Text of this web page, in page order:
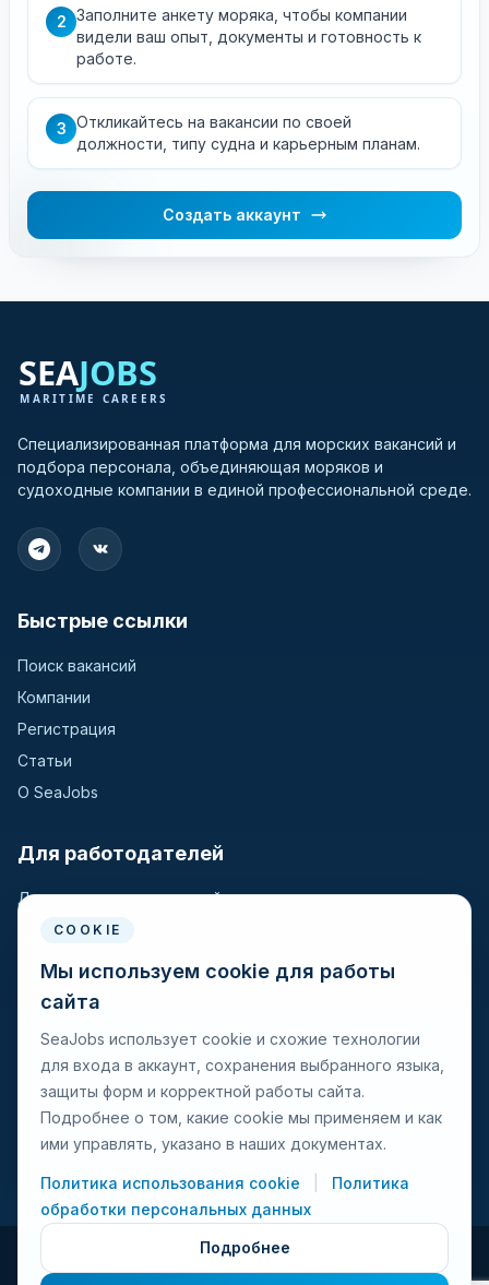
2 Заполните анкету моряка, чтобы компании
видели ваш опыт, документы и готовность к
работе.
3 Откликайтесь на вакансии по своей
должности, типу судна и карьерным планам.
Создать аккаунт
Специализированная платформа для морских вакансий и
подбора персонала, объединяющая моряков и
судоходные компании в единой профессиональной среде.
Быстрые ссылки
Поиск вакансий
Компании
Регистрация
Статьи
О SeaJobs
Для работодателей
Для крюинговых компаний
Разместить вакансию
Поиск кандидатов
Для моряков
Поиск вакансий
Просмотр компаний
© 2026 Seajobs.ru Все права защищены.
COOKIE
Мы используем cookie для работы
сайта
SeaJobs использует cookie и схожие технологии
для входа в аккаунт, сохранения выбранного языка,
защиты форм и корректной работы сайта.
Подробнее о том, какие cookie мы применяем и как
ими управлять, указано в наших документах.
Политика использования cookie
Политика
обработки персональных данных
Подробнее